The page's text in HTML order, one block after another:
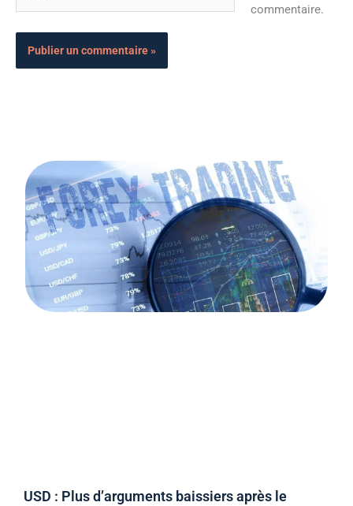
commentaire.
USD : Plus d’arguments baissiers après le